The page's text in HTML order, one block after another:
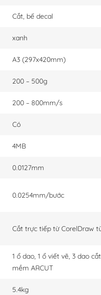
Cắt, bế decal
xanh
A3 (297x420mm)
200 – 500g
200 – 800mm/s
Có
4MB
0.0127mm
0.0254mm/bước
Cắt trực tiếp từ CorelDraw
1 ổ dao, 1 ổ viết vẽ, 3 dao
mềm ARCUT
5.4kg